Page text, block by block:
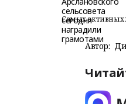
Самых активных
Автор: